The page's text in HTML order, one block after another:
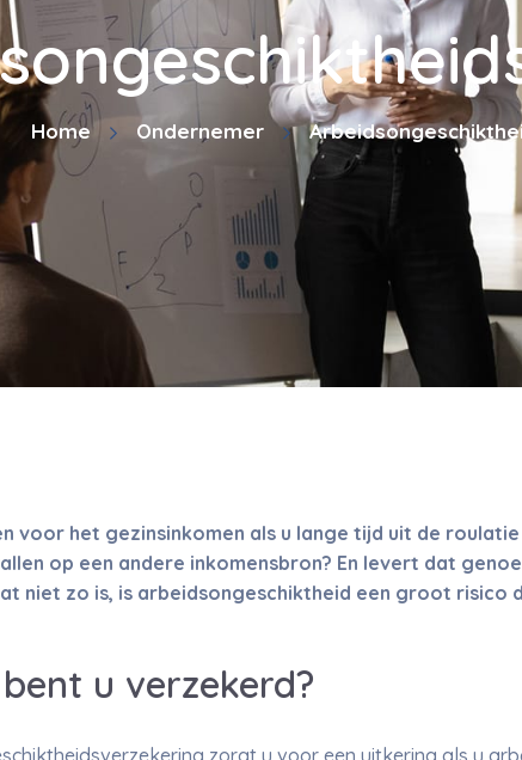
Home Ondernemer
voor het gezinsinkomen als u lange tijd uit de
op een andere inkomensbron? En levert dat
niet zo is, is arbeidsongeschiktheid een groot risico
u verzekerd?
zorgt u voor een uitkering als u